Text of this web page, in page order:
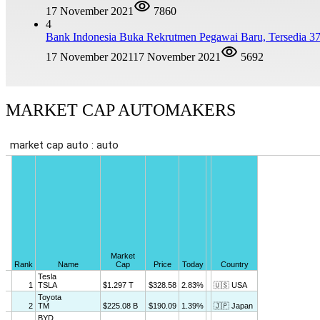
17 November 2021
7860
4
Bank Indonesia Buka Rekrutmen Pegawai Baru, Tersedia
17 November 202117 November 2021 5692
MARKET CAP AUTOMAKERS